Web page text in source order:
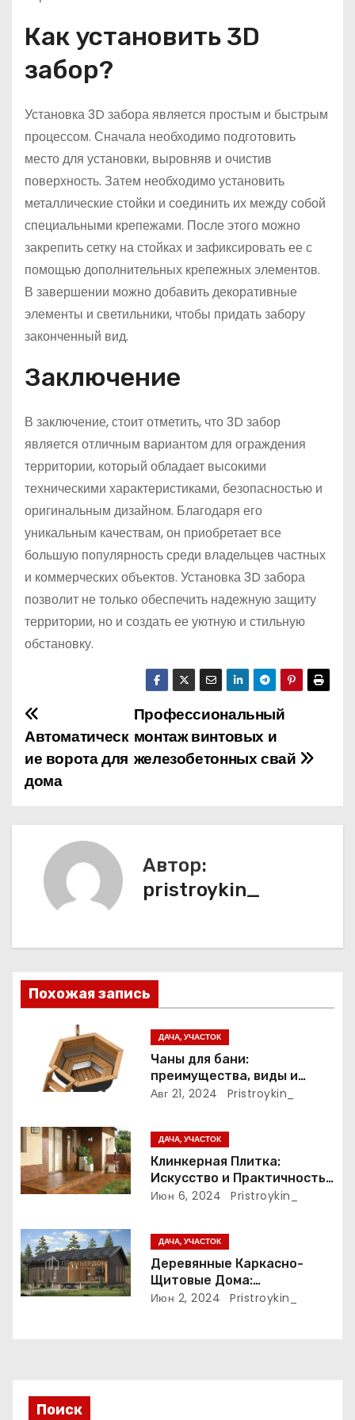
Как установить 3D
забор?
Установка 3D забора является простым и быстрым
процессом. Сначала необходимо подготовить
место для установки, выровняв и очистив
поверхность. Затем необходимо установить
металлические стойки и соединить их между собой
специальными крепежами. После этого можно
закрепить сетку на стойках и зафиксировать ее с
помощью дополнительных крепежных элементов.
В завершении можно добавить декоративные
элементы и светильники, чтобы придать забору
законченный вид.
Заключение
В заключение, стоит отметить, что 3D забор
является отличным вариантом для ограждения
территории, который обладает высокими
техническими характеристиками, безопасностью и
оригинальным дизайном. Благодаря его
уникальным качествам, он приобретает все
большую популярность среди владельцев частных
и коммерческих объектов. Установка 3D забора
позволит не только обеспечить надежную защиту
территории, но и создать ее уютную и стильную
обстановку.
Н
а
в
и
и
я
а
п
и
я
м
Профессиональный
монтаж винтовых и
железобетонных свай
Автоматическ
ие ворота для
дома
Автор:
pristroykin_
Похожая запись
ДАЧА, УЧАСТОК
Чаны для бани:
преимущества, виды и
особенности
Авг 21, 2024 Pristroykin_
ДАЧА, УЧАСТОК
Клинкерная Плитка:
Искусство и Практичность
в Одном Материале
Июн 6, 2024 Pristroykin_
ДАЧА, УЧАСТОК
Деревянные Каркасно-
Щитовые Дома:
Экологичность и
Июн 2, 2024 Pristroykin_
Поиск